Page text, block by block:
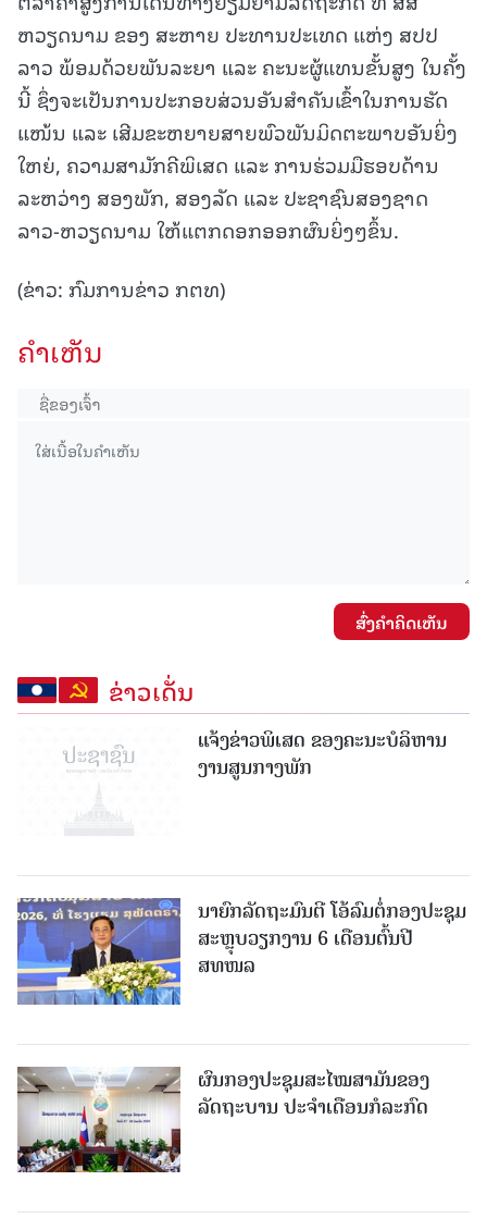
ຫວຽດນາມ ຂອງ ສະຫາຍ ປະທານປະເທດ ແຫ່ງ ສປປ
ລາວ ພ້ອມດ້ວຍພັນລະຍາ ແລະ ຄະນະຜູ້ແທນຂັ້ນສູງ ໃນຄັ້ງ
ນີ້ ຊຶ່ງຈະເປັນການປະກອບສ່ວນອັນສໍາຄັນເຂົ້າໃນການຮັດ
ແໜ້ນ ແລະ ເສີມຂະຫຍາຍສາຍພົວພັນມິດຕະພາບອັນຍິ່ງ
ໃຫຍ່, ຄວາມສາມັກຄີພິເສດ ແລະ ການຮ່ວມມືຮອບດ້ານ
ລະຫວ່າງ ສອງພັກ, ສອງລັດ ແລະ ປະຊາຊົນສອງຊາດ
ລາວ-ຫວຽດນາມ ໃຫ້ແຕກດອກອອກຜົນຍິ່ງໆຂຶ້ນ.
(ຂ່າວ: ກົມການຂ່າວ ກຕທ)
ຄໍາເຫັນ
ສົ່ງຄໍາຄິດເຫັນ
ຂ່າວເດັ່ນ
ແຈ້ງຂ່າວພິເສດ ຂອງຄະນະບໍລິຫານ
ງານສູນກາງພັກ
ນາຍົກລັດຖະມົນຕີ ໂອ້ລົມຕໍ່ກອງປະຊຸມ
ສະຫຼຸບວຽກງານ 6 ເດືອນຕົ້ນປີ
ສທໜລ
ຜົນກອງປະຊຸມສະໄໝສາມັນຂອງ
ລັດຖະບານ ປະຈຳເດືອນກໍລະກົດ